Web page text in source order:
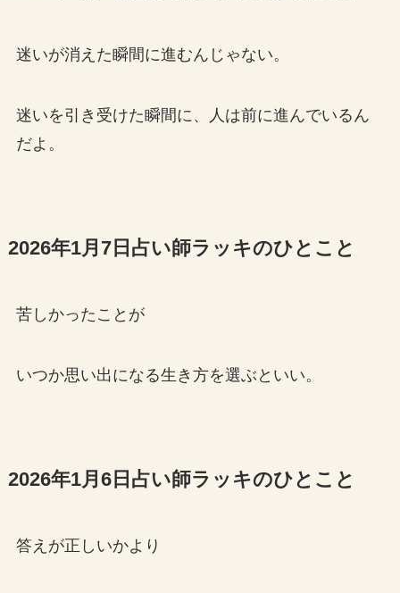
迷いが消えた瞬間に進むんじゃない。
迷いを引き受けた瞬間に、人は前に進んでいるん
だよ。
2026年1月7日占い師ラッキのひとこと
苦しかったことが
いつか思い出になる生き方を選ぶといい。
2026年1月6日占い師ラッキのひとこと
答えが正しいかより